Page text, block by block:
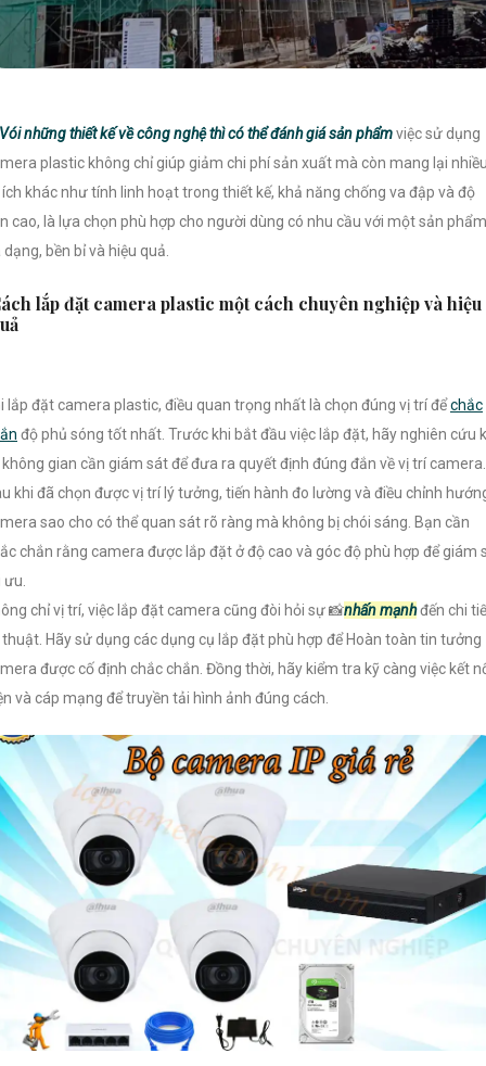
Vói những thiết kế về công nghệ thì có thể đánh giá sản phẩmviệc sử dụng
plastic không chỉ giúp giảm chi phí sản xuất mà còn mang lại
ích khác như tính linh hoạt trong thiết kế, khả năng chống va đập và độ
cao, là lựa chọn phù hợp cho người dùng có nhu cầu với một sản phẩm
dạng, bền bỉ và hiệu quả.
lắp đặt camera plastic một cách chuyên nghiệp và hiệu
lắp đặt camera plastic, điều quan trọng nhất là chọn đúng vị trí đểchắc
độ phủ sóng tốt nhất. Trước khi bắt đầu việc lắp đặt, hãy nghiên cứu
không gian cần giám sát để đưa ra quyết định đúng đắn về vị trí camera.
khi đã chọn được vị trí lý tưởng, tiến hành đo lường và điều chỉnh
sao cho có thể quan sát rõ ràng mà không bị chói sáng. Bạn cần
chắn rằng camera được lắp đặt ở độ cao và góc độ phù hợp để giám
chỉ vị trí, việc lắp đặt camera cũng đòi hỏi sự 📸nhấn mạnhđến chi
thuật. Hãy sử dụng các dụng cụ lắp đặt phù hợp để Hoàn toàn tin tưởng
được cố định chắc chắn. Đồng thời, hãy kiểm tra kỹ càng việc kết
và cáp mạng để truyền tải hình ảnh đúng cách.